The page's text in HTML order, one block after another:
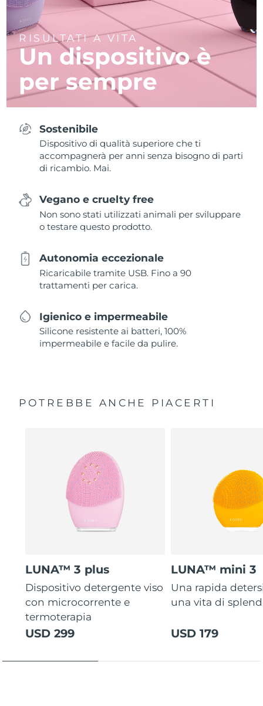
RISULTATI A VITA
Un dispositivo è
per sempre
Sostenibile
Dispositivo di qualità superiore che ti
accompagnerà per anni senza bisogno di parti
di ricambio. Mai.
Vegano e cruelty free
Non sono stati utilizzati animali per sviluppare
o testare questo prodotto.
Autonomia eccezionale
Ricaricabile tramite USB. Fino a 90
trattamenti per carica.
Igienico e impermeabile
Silicone resistente ai batteri, 100%
impermeabile e facile da pulire.
POTREBBE ANCHE PIACERTI
LUNA™ 3 plus
Dispositivo detergente viso
con microcorrente e
termoterapia
USD 299
LUNA™ mini 3
Una rapida
una vita di
USD 179